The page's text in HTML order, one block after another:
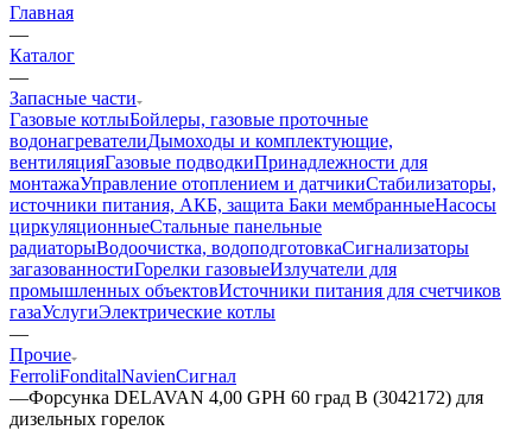
Главная
—
Каталог
—
Запасные части
Газовые котлыБойлеры, газовые проточные
водонагревателиДымоходы и комплектующие,
вентиляцияГазовые подводкиПринадлежности для
монтажаУправление отоплением и датчикиСтабилизаторы,
источники питания, АКБ, защита Баки мембранныеНасосы
циркуляционныеСтальные панельные
радиаторыВодоочистка, водоподготовкаСигнализаторы
загазованностиГорелки газовыеИзлучатели для
промышленных объектовИсточники питания для счетчиков
газаУслугиЭлектрические котлы
—
Прочие
FerroliFonditalNavienСигнал
—Форсунка DELAVAN 4,00 GPH 60 град B (3042172) для
дизельных горелок